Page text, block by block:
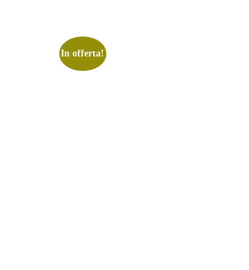
In offerta!